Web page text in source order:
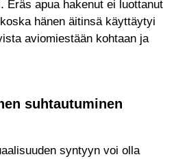
Eräs apua hakenut ei luottanut
hänen äitinsä käyttäytyi
aviomiestään kohtaan ja
suhtautuminen
syntyyn voi olla